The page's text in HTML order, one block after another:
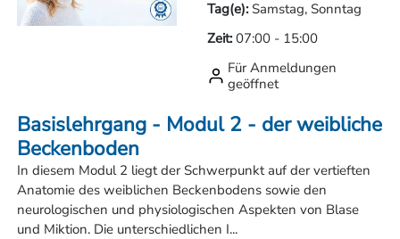
Basislehrgang - Modul 2 - der weibliche
Beckenboden
In diesem Modul 2 liegt der Schwerpunkt auf der vertieften
Anatomie des weiblichen Beckenbodens sowie den
neurologischen und physiologischen Aspekten von Blase
und Miktion. Die unterschiedlichen I...
Tag(e): Samstag, Sonntag
Zeit:07:00- 15:00
Für Anmeldungen
geöffnet